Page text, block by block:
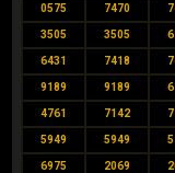
0575 7470
3505 3505
6431 7418
9189 9189
4761 7142
5949 5949
6975 2069